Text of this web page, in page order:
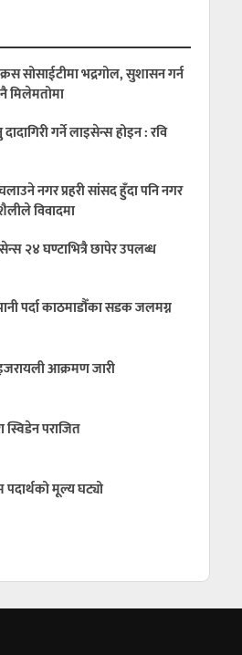
सोसाईटीमा भद्रगोल, सुशासन गर्न
मिलेमतोमा
गर्ने लाइसेन्स होइन : रवि
नगर प्रहरी सांसद हुँदा पनि नगर
विवादमा
२४ घण्टाभित्रै छापेर उपलब्ध
पर्दा काठमाडौँका सडक जलमग्न
आक्रमण जारी
स्विडेन पराजित
पदार्थको मूल्य घट्यो